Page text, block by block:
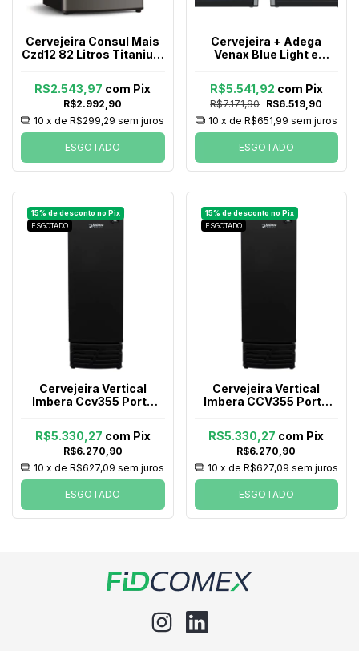
Cervejeira Consul Mais
Czd12 82 Litros Titanium
R$2.992,90
R$2.543,97 com Pix
10 x deR$299,29 sem juros
ESGOTADO
Cervejeira + Adega
Venax Blue Light e
R$7.171,90 R$6.519,90
R$5.541,92 com Pix
10 x de R$651,99 sem juros
ESGOTADO
ESGOTADO
Cervejeira Vertical
Imbera Ccv355 Porta
R$6.270,90
R$5.330,27 com Pix
10 x deR$627,09 sem juros
ESGOTADO
ESGOTADO
Cervejeira Vertical
Imbera CCV355 Porta
R$6.270,90
R$5.330,27 com Pix
10 x de R$627,09 sem juros
ESGOTADO